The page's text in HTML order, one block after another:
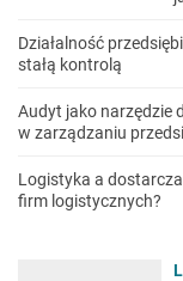
Działalność
stałą kontrolą
Audyt jako narzędzie
w zarządzaniu
Logistyka a
firm logistycznych?